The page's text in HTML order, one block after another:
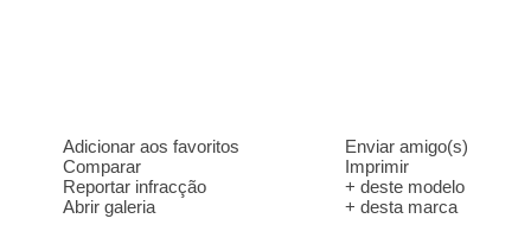
Adicionar aos favoritos
Comparar
Reportar infracção
Abrir galeria
Enviar amigo(s)
Imprimir
+ deste modelo
+ desta marca